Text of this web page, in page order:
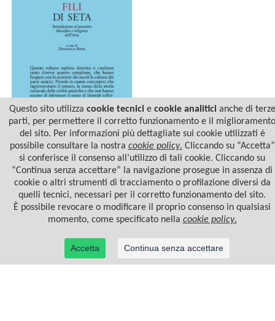
FILI DI SETA
Questo sito utilizza cookie tecnicie cookie analiticianche di terze
parti, per permettere il corretto funzionamento e il miglioramento
del sito. Per informazioni più dettagliate sui cookie utilizzati è
possibile consultare la nostra cookie policy. Cliccando su “Accetta”
si conferisce il consenso all’utilizzo di tali cookie. Cliccando su
“Continua senza accettare” la navigazione prosegue in assenza di
cookie o altri strumenti di tracciamento o profilazione diversi da
quelli tecnici, necessari per il corretto funzionamento del sito.
È possibile revocare o modificare il proprio consenso in qualsiasi
momento, come specificato nella cookie policy.
Accetta Continua senza accettare